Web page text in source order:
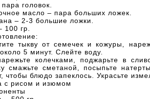
головок.
масло – пара больших ложек.
– 2-3 большие ложки.
100 гр.
тыкву от семечек и кожуры,
5 минут. Слейте воду.
колечками, поджарьте в
смажьте сметаной, посыпьте
чтобы блюдо запеклось. Украсьте
с рисом и изюмом